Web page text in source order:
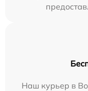
Наш курьер в